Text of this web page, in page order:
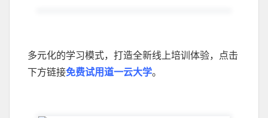
多元化的学习模式，打造全新线上培训体验，点击
下方链接免费试用道一云大学。